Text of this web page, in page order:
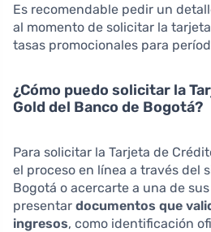
Es recomendable pedir un
al momento de solicitar la
tasas promocionales para
¿Cómo puedo solicitar la
Gold del Banco de Bogotá?
Para solicitar la Tarjeta de
el proceso en línea a través del
Bogotá o acercarte a una de
presentar documentos que
ingresos, como identificación